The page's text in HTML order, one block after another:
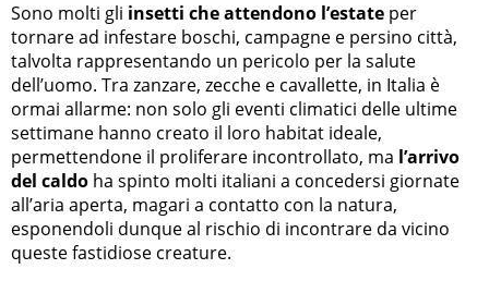
Sono molti gli insetti che attendono l’estate per
tornare ad infestare boschi, campagne e persino città,
talvolta rappresentando un pericolo per la salute
dell’uomo. Tra zanzare, zecche e cavallette, in Italia è
ormai allarme: non solo gli eventi climatici delle ultime
settimane hanno creato il loro habitat ideale,
permettendone il proliferare incontrollato, ma l’arrivo
del caldo ha spinto molti italiani a concedersi giornate
all’aria aperta, magari a contatto con la natura,
esponendoli dunque al rischio di incontrare da vicino
queste fastidiose creature.